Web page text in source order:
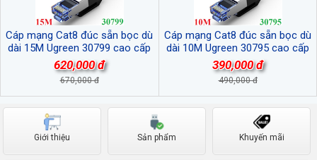
Cáp mạng Cat8 đúc sẵn bọc dù
dài 15M Ugreen 30799 cao cấp
620,000 đ
670,000 đ
Cáp mạng Cat8 đúc sẵn bọc dù
dài 10M Ugreen 30795 cao cấp
390,000 đ
490,000 đ
Giới thiệu Sản phẩm Khuyến mãi